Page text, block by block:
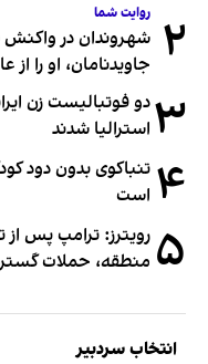
۲ روایت شما
شهروندان در واکنش
جاویدنامان، او را از
۳ استرالیا شدند
۴ تنباکوی بدون دود
است
۵ رویترز: ترامپ پس
منطقه، حملات
انتخاب سردبیر